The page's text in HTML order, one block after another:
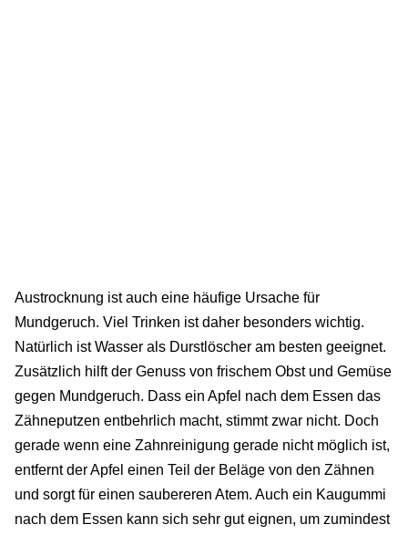
Austrocknung ist auch eine häufige Ursache für
Mundgeruch. Viel Trinken ist daher besonders wichtig.
Natürlich ist Wasser als Durstlöscher am besten geeignet.
Zusätzlich hilft der Genuss von frischem Obst und Gemüse
gegen Mundgeruch. Dass ein Apfel nach dem Essen das
Zähneputzen entbehrlich macht, stimmt zwar nicht. Doch
gerade wenn eine Zahnreinigung gerade nicht möglich ist,
entfernt der Apfel einen Teil der Beläge von den Zähnen
und sorgt für einen saubereren Atem. Auch ein Kaugummi
nach dem Essen kann sich sehr gut eignen, um zumindest